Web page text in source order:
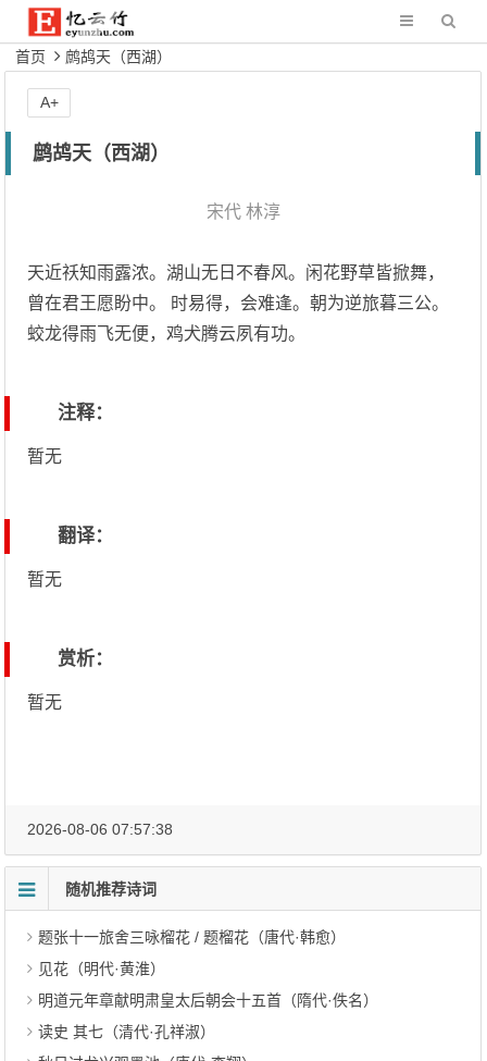
首页 鹧鸪天（西湖）
鹧鸪天（西湖）
宋代 林淳
天近祅知雨露浓。湖山无日不春风。闲花野草皆掀舞，
曾在君王愿盼中。 时易得，会难逢。朝为逆旅暮三公。
蛟龙得雨飞无便，鸡犬腾云夙有功。
注释：
暂无
翻译：
暂无
赏析：
暂无
A+
2026-08-06 07:57:38
随机推荐诗词
题张十一旅舍三咏榴花 / 题榴花（唐代·韩愈）
见花（明代·黄淮）
明道元年章献明肃皇太后朝会十五首（隋代·佚名）
读史 其七（清代·孔祥淑）